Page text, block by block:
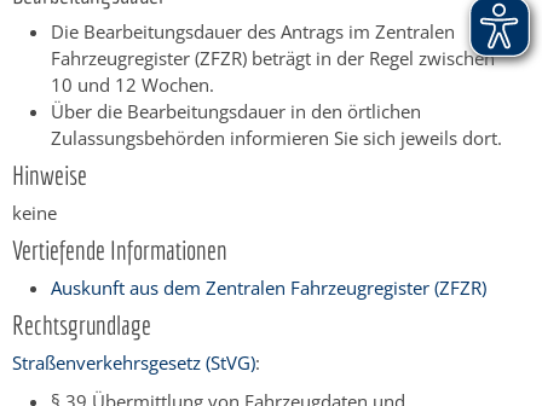
Die Bearbeitungsdauer des Antrags im Zentralen
Fahrzeugregister (ZFZR) beträgt in der Regel zwischen
10 und 12 Wochen.
Über die Bearbeitungsdauer in den örtlichen
Zulassungsbehörden informieren Sie sich jeweils dort.
Hinweise
keine
Vertiefende Informationen
Auskunft aus dem Zentralen Fahrzeugregister (ZFZR)
Rechtsgrundlage
Straßenverkehrsgesetz (StVG):
§ 39 Übermittlung von Fahrzeugdaten und